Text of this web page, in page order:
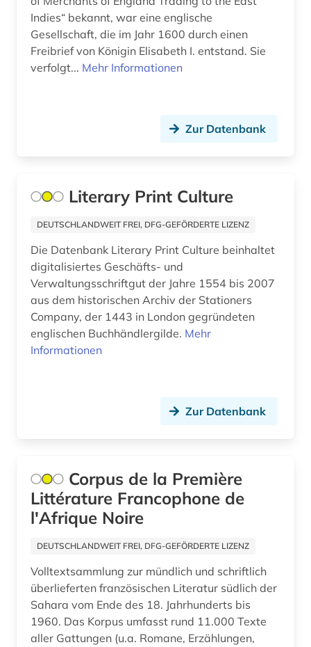
flugschrift (4)
forschung (1)
frankreich (16)
französisch (5)
frau (1)
frauen (1)
freizeit (1)
friede (1)
friedenssicherung (1)
friedenstheologie (1)
friedensvertrag (1)
fränkisches reich (3)
Indies“ bekannt, war eine englische
Gesellschaft, die im Jahr 1600 durch einen
Freibrief von Königin Elisabeth I. entstand. Sie
verfolgt... Mehr Informationen
Zur Datenbank
Literary Print Culture
DEUTSCHLANDWEIT FREI, DFG-GEFÖRDERTE LIZENZ
Die Datenbank Literary Print Culture beinhaltet
digitalisiertes Geschäfts- und
Verwaltungsschriftgut der Jahre 1554 bis 2007
aus dem historischen Archiv der Stationers
Company, der 1443 in London gegründeten
englischen Buchhändlergilde. Mehr
Informationen
Zur Datenbank
Corpus de la Première
Littérature Francophone de
l'Afrique Noire
DEUTSCHLANDWEIT FREI, DFG-GEFÖRDERTE LIZENZ
Volltextsammlung zur mündlich und schriftlich
überlieferten französischen Literatur südlich der
Sahara vom Ende des 18. Jahrhunderts bis
1960. Das Korpus umfasst rund 11.000 Texte
aller Gattungen (u.a. Romane, Erzählungen,